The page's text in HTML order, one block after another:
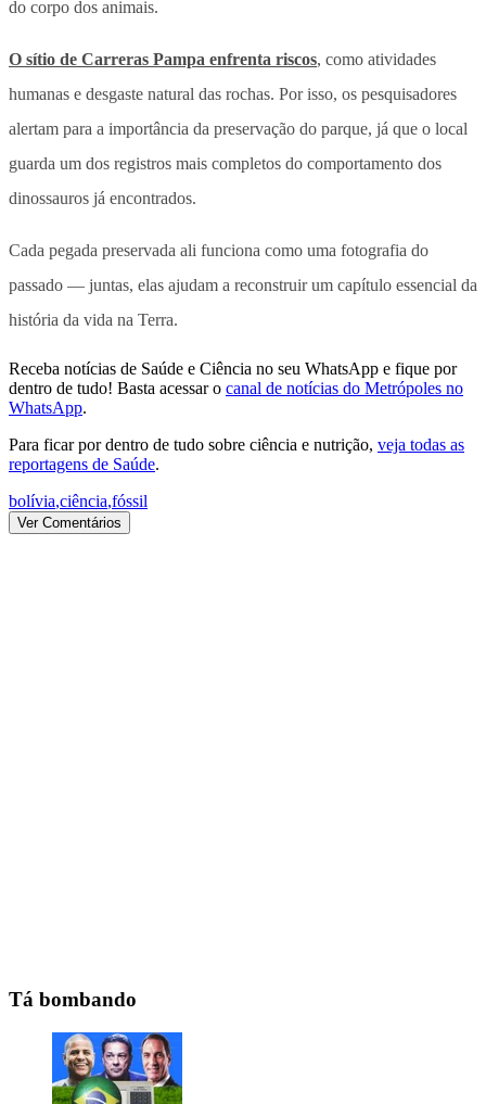
do corpo dos animais.
O sítio de Carreras Pampa enfrenta riscos, como atividades
humanas e desgaste natural das rochas. Por isso, os pesquisadores
alertam para a importância da preservação do parque, já que o local
guarda um dos registros mais completos do comportamento dos
dinossauros já encontrados.
Cada pegada preservada ali funciona como uma fotografia do
passado — juntas, elas ajudam a reconstruir um capítulo essencial da
história da vida na Terra.
Receba notícias de Saúde e Ciência no seu WhatsApp e fique por
dentro de tudo! Basta acessar o canal de notícias do Metrópoles no
WhatsApp.
Para ficar por dentro de tudo sobre ciência e nutrição, veja todas as
reportagens de Saúde.
bolívia,ciência,fóssil
Ver Comentários
Tá bombando